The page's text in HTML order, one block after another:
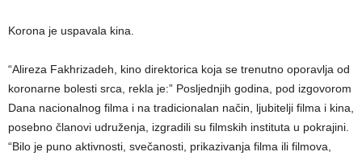
Korona je uspavala kina.
“Alireza Fakhrizadeh, kino direktorica koja se trenutno oporavlja od
koronarne bolesti srca, rekla je:” Posljednjih godina, pod izgovorom
Dana nacionalnog filma i na tradicionalan način, ljubitelji filma i kina,
posebno članovi udruženja, izgradili su filmskih instituta u pokrajini.
“Bilo je puno aktivnosti, svečanosti, prikazivanja filma ili filmova,